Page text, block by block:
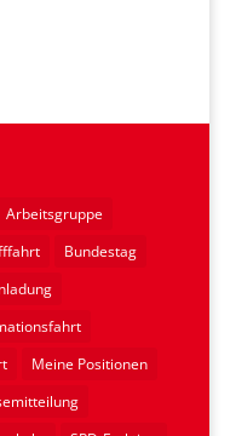
Arbeitsgruppe
Bundestag
Meine Positionen